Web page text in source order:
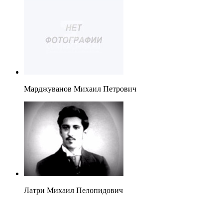
Марджуванов Михаил Петрович
Латри Михаил Пелопидович